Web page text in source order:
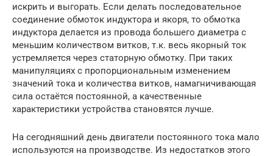
искрить и выгорать. Если делать последовательное
соединение обмоток индуктора и якоря, то обмотка
индуктора делается из провода большего диаметра с
меньшим количеством витков, т.к. весь якорный ток
устремляется через статорную обмотку. При таких
манипуляциях с пропорциональным изменением
значений тока и количества витков, намагничивающая
сила остаётся постоянной, а качественные
характеристики устройства становятся лучше.
На сегодняшний день двигатели постоянного тока мало
используются на производстве. Из недостатков этого